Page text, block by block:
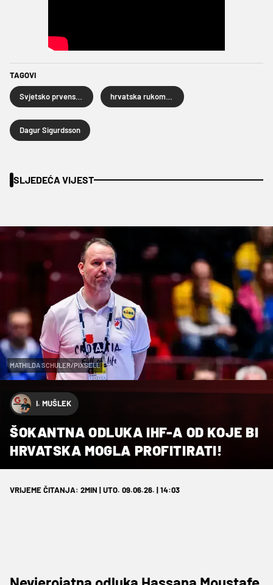
TAGOVI
Dagur Sigurdsson
SLJEDEĆA VIJEST
MATHILDA SCHULER/PIXSELL
I. MUŠLEK
ŠOKANTNA ODLUKA IHF-A OD KOJE BI
HRVATSKA MOGLA PROFITIRATI!
VRIJEME ČITANJA: 2MIN | UTO. 09.06.26. | 14:03